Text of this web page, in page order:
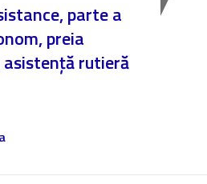
parte a
preia
asistență rutieră